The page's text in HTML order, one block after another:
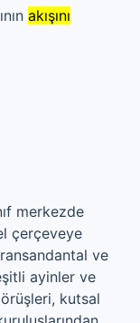
akışını
merkezde
çerçeveye
ve
ayinler ve
kutsal